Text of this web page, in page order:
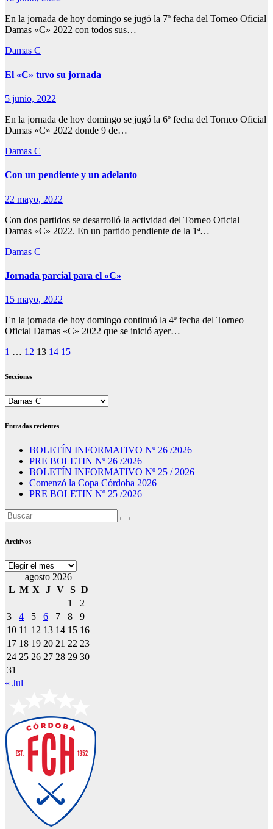
En la jornada de hoy domingo se jugó la 7º fecha del Torneo Oficial
Damas «C» 2022 con todos sus…
Damas C
El «C» tuvo su jornada
5 junio, 2022
En la jornada de hoy domingo se jugó la 6º fecha del Torneo Oficial
Damas «C» 2022 donde 9 de…
Damas C
Con un pendiente y un adelanto
22 mayo, 2022
Con dos partidos se desarrolló la actividad del Torneo Oficial
Damas «C» 2022. En un partido pendiente de la 1ª…
Damas C
Jornada parcial para el «C»
15 mayo, 2022
En la jornada de hoy domingo continuó la 4º fecha del Torneo
Oficial Damas «C» 2022 que se inició ayer…
Paginación
de
1 … 12 13 14 15
Secciones
Secciones
Entradas recientes
BOLETÍN INFORMATIVO Nº 26 /2026
PRE BOLETIN Nº 26 /2026
BOLETÍN INFORMATIVO Nº 25 / 2026
Comenzó la Copa Córdoba 2026
PRE BOLETIN Nº 25 /2026
Archivos
Archivos
agosto 2026
L M X J V S D
1
2
3
4 5 6 7 8
9
10 11 12 13 14 15 16
17 18 19 20 21 22 23
24 25 26 27 28 29 30
31
« Jul